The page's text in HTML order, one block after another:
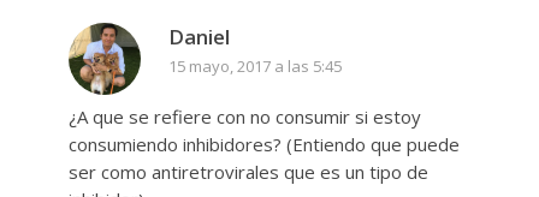
Daniel
15 mayo, 2017 a las 5:45
¿A que se refiere con no consumir si estoy
consumiendo inhibidores? (Entiendo que puede
ser como antiretrovirales que es un tipo de